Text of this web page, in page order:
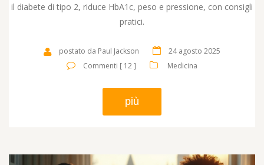
il diabete di tipo 2, riduce HbA1c, peso e pressione, con consigli
pratici.
postato da Paul Jackson
24 agosto 2025
Commenti [ 12 ]
Medicina
più